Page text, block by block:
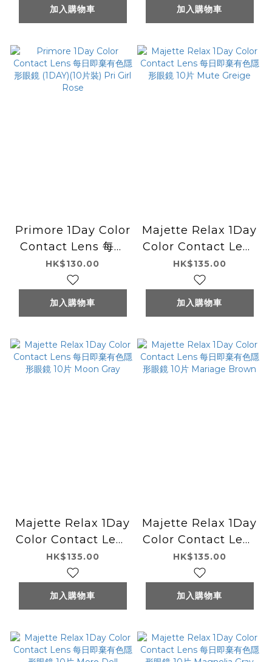
加入購物車 加入購物車
Primore 1Day Color
Contact Lens 每日
即棄有色隱形眼鏡
(1DAY)(10片裝) Pri
Girl Rose
HK$130.00
加入購物車
Majette Relax 1Day
Color Contact Lens
每日即棄有色隱形眼鏡
10片 Mute Greige
HK$135.00
加入購物車
Majette Relax 1Day
Color Contact Lens
每日即棄有色隱形眼鏡
10片 Moon Gray
HK$135.00
加入購物車
Majette Relax 1Day
Color Contact Lens
每日即棄有色隱形眼鏡
10片 Mariage
Brown
HK$135.00
加入購物車